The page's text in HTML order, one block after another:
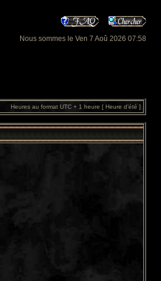
Nous sommes le Ven 7 Aoû 2026 07:58
Heures au format UTC + 1 heure [ Heure d’été ]